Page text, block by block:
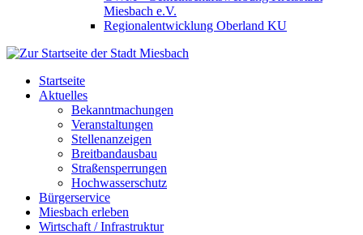
Miesbach e.V.
Regionalentwicklung Oberland KU
Startseite
Aktuelles
Bekanntmachungen
Veranstaltungen
Stellenanzeigen
Breitbandausbau
Straßensperrungen
Hochwasserschutz
Bürgerservice
Miesbach erleben
Wirtschaft / Infrastruktur